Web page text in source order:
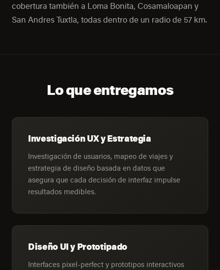
cobertura también a Loma Bonita, Cosamaloapan y
San Andres Tuxtla, todas dentro de un radio de 57 km.
Lo que entregamos
Investigación UX y Estrategia
Investigación de usuarios, mapeo de viajes y
estrategia de diseño basada en datos que
asegura que cada decisión de interfaz impulse
resultados medibles.
Diseño UI y Prototipado
Interfaces pixel-perfect y prototipos interactivos